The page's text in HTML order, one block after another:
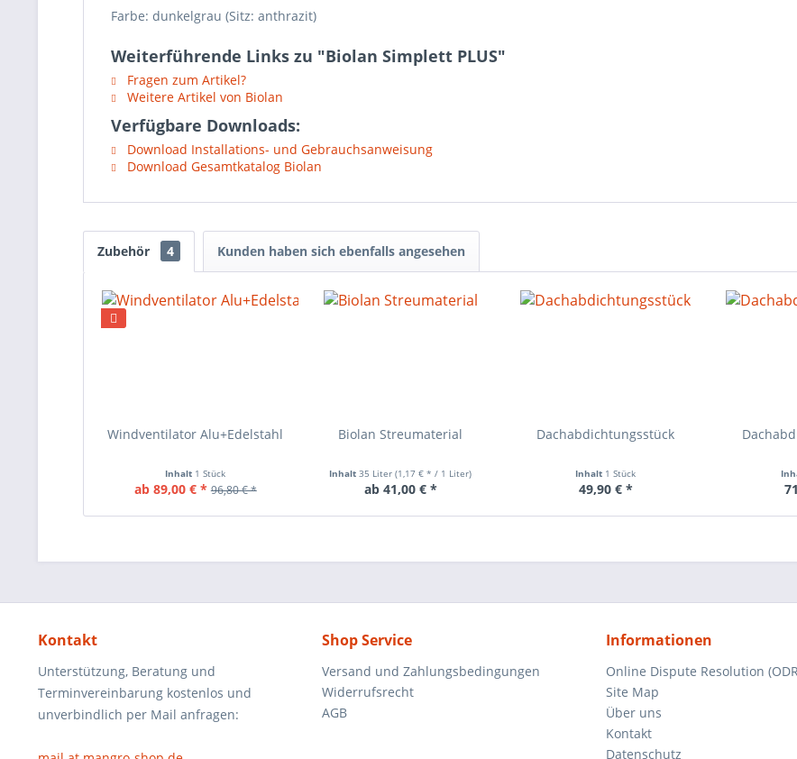
Farbe: dunkelgrau (Sitz: anthrazit)
Weiterführende Links zu "Biolan Simplett PLUS"
Fragen zum Artikel?
Weitere Artikel von Biolan
Verfügbare Downloads:
Download Installations- und Gebrauchsanweisung
Download Gesamtkatalog Biolan
Zubehör 4 Kunden haben sich ebenfalls angesehen
Windventilator Alu+Edelstahl
Inhalt 1 Stück
ab 89,00 € * 96,80 € *
Biolan Streumaterial
Inhalt35 Liter(1,17 € * / 1 Liter)
ab 41,00 € *
Dachabdichtungsstück
Inhalt 1 Stück
49,90 € *
Kontakt
Unterstützung, Beratung und
Terminvereinbarung kostenlos und
unverbindlich per Mail anfragen:
Shop Service
Versand und Zahlungsbedingungen
Widerrufsrecht
AGB
Informationen
Online Dispute Resolution
Site Map
Über uns
Kontakt
Datenschutz